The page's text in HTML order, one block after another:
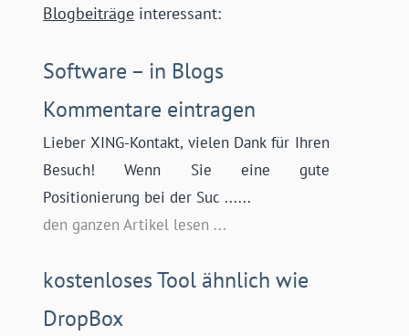
Blogbeiträge interessant:
Software – in Blogs
Kommentare eintragen
Lieber XING-Kontakt, vielen Dank für Ihren
Besuch! Wenn Sie eine gute
Positionierung bei der Suc ......
den ganzen Artikel lesen ...
kostenloses Tool ähnlich wie
DropBox